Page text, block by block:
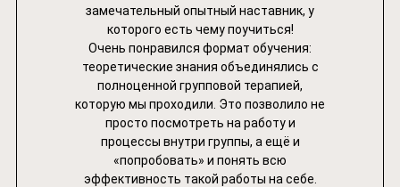
замечательный опытный наставник, у
которого есть чему поучиться!
Очень понравился формат обучения:
теоретические знания объединялись с
полноценной групповой терапией,
которую мы проходили. Это позволило не
просто посмотреть на работу и
процессы внутри группы, а ещё и
«попробовать» и понять всю
эффективность такой работы на себе.